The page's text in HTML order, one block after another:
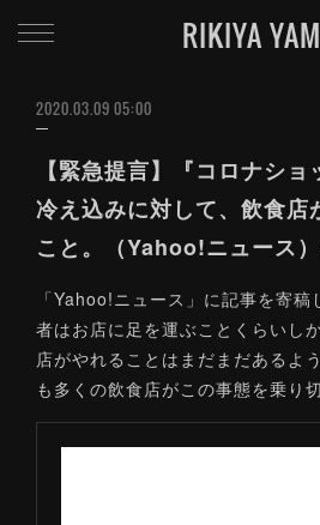
RIKIYA
2020.03.09 05:00
【緊急提言】『コロナシ
冷え込みに対して、飲食店
こと。（Yahoo!ニュース
「Yahoo!ニュース」に記事を寄
者はお店に足を運ぶことくらいし
店がやれることはまだまだあるよ
も多くの飲食店がこの事態を乗り